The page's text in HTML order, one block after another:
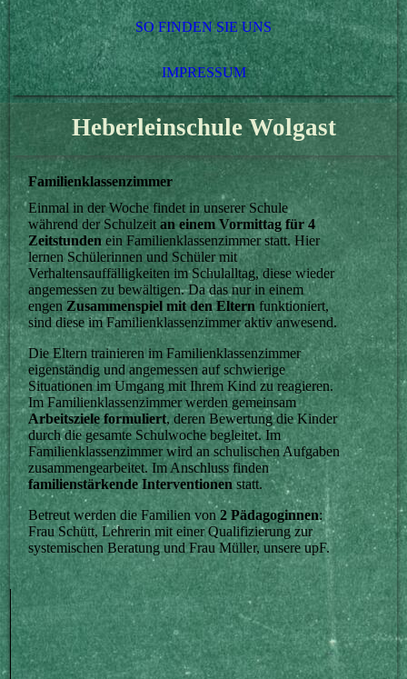
SO FINDEN SIE UNS
IMPRESSUM
Heberleinschule Wolgast
Familienklassenzimmer
Einmal in der Woche findet in unserer Schule
während der Schulzeitan einem Vormittag für 4
Zeitstunden ein Familienklassenzimmer statt. Hier
lernen Schülerinnen und Schüler mit
Verhaltensauffälligkeiten im Schulalltag, diese wieder
angemessen zu bewältigen. Da das nur in einem
engenZusammenspiel mit den Eltern funktioniert,
sind diese im Familienklassenzimmer aktiv anwesend.
Die Eltern trainieren im Familienklassenzimmer
eigenständig und angemessen auf schwierige
Situationen im Umgang mit Ihrem Kind zu reagieren.
Im Familienklassenzimmer werden gemeinsam
Arbeitsziele formuliert, deren Bewertung die Kinder
durch die gesamte Schulwoche begleitet. Im
Familienklassenzimmer wird an schulischen Aufgaben
zusammengearbeitet. Im Anschluss finden
familienstärkende Interventionen statt.
Betreut werden die Familien von2 Pädagoginnen:
Frau Schütt, Lehrerin mit einer Qualifizierung zur
systemischen Beratung und Frau Müller, unsere upF.